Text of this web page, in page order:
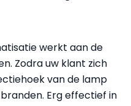
werkt aan de
Zodra uw klant zich
van de lamp
Erg effectief in